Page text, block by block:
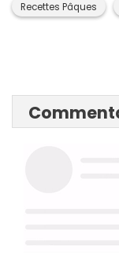
Recettes Pâques